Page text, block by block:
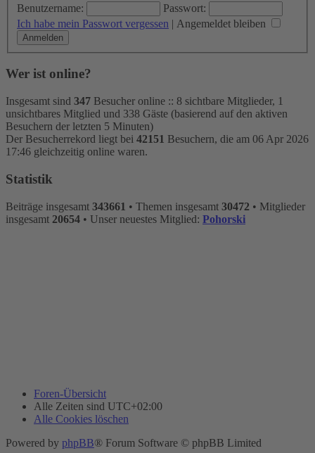
Benutzername:
Passwort:
Ich habe mein Passwort vergessen | Angemeldet bleiben
Wer ist online?
Insgesamt sind 347 Besucher online :: 8 sichtbare Mitglieder, 1
unsichtbares Mitglied und 338 Gäste (basierend auf den aktiven
Besuchern der letzten 5 Minuten)
Der Besucherrekord liegt bei 42151 Besuchern, die am 06 Apr 2026
17:46 gleichzeitig online waren.
Statistik
Beiträge insgesamt 343661 • Themen insgesamt 30472 • Mitglieder
insgesamt 20654 • Unser neuestes Mitglied: Pohorski
Foren-Übersicht
Alle Zeiten sind UTC+02:00
Alle Cookies löschen
Powered by phpBB® Forum Software © phpBB Limited